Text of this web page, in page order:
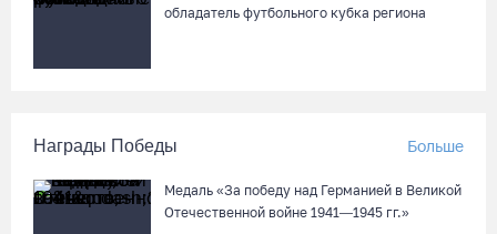
обладатель футбольного кубка региона
Награды Победы Больше
Медаль «За победу над Германией в Великой
Отечественной войне 1941—1945 гг.»